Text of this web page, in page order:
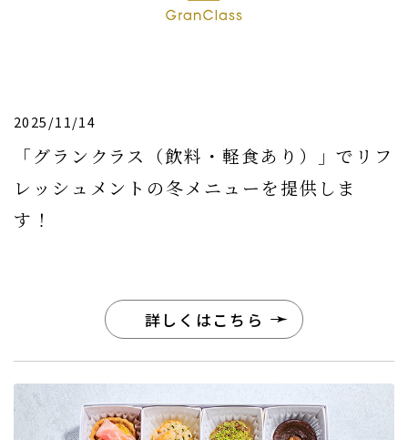
2025/11/14
「グランクラス（飲料・軽食あり）」でリフ
レッシュメントの冬メニューを提供しま
す！
詳しくはこちら